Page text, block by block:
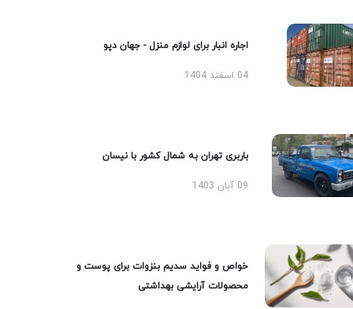
اجاره انبار برای لوازم منزل - جهان دپو
04 اسفند 1404
باربری تهران به شمال کشور با نیسان
09 آبان 1403
خواص و فواید سدیم بنزوات برای پوست و
محصولات آرایشی بهداشتی